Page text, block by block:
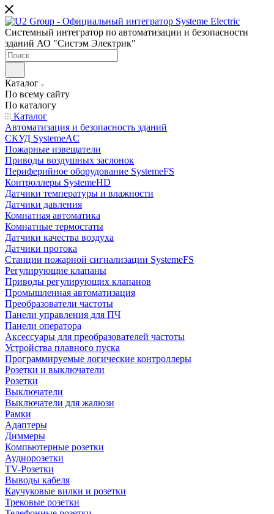
Системный интегратор по автоматизации и безопасности
зданий АО "Систэм Электрик"
Каталог
По всему сайту
По каталогу
Каталог
Автоматизация и безопасность зданий
СКУД SystemeAC
Пожарные извещатели
Приводы воздушных заслонок
Периферийное оборудование SystemeFS
Контроллеры SystemeHD
Датчики температуры и влажности
Датчики давления
Комнатная автоматика
Комнатные термостаты
Датчики качества воздуха
Датчики протока
Станции пожарной сигнализации SystemeFS
Регулирующие клапаны
Приводы регулирующих клапанов
Промышленная автоматизация
Преобразователи частоты
Панели управления для ПЧ
Панели оператора
Аксессуары для преобразователей частоты
Устройства плавного пуска
Программируемые логические контроллеры
Розетки и выключатели
Розетки
Выключатели
Выключатели для жалюзи
Рамки
Адаптеры
Диммеры
Компьютерные розетки
Аудиорозетки
TV-Розетки
Выводы кабеля
Каучуковые вилки и розетки
Трековые розетки